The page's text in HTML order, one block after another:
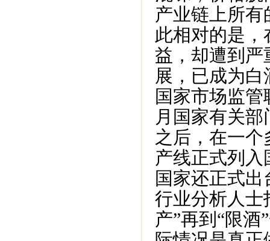
产业链上所
此相对的是，
益，却遭到严
展，已成为白
国家市场监
月国家有关
之后，在一
产线正式列
国家还正式出
行业分析人士
产”再到“限